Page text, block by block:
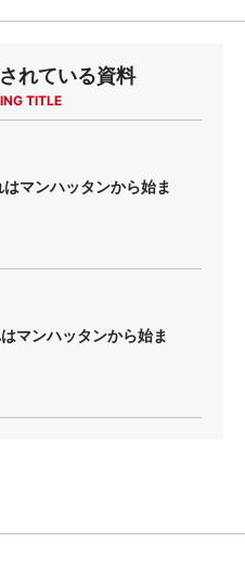
れている資料
TITLE
マンハッタンから始ま
ンハッタンから始ま